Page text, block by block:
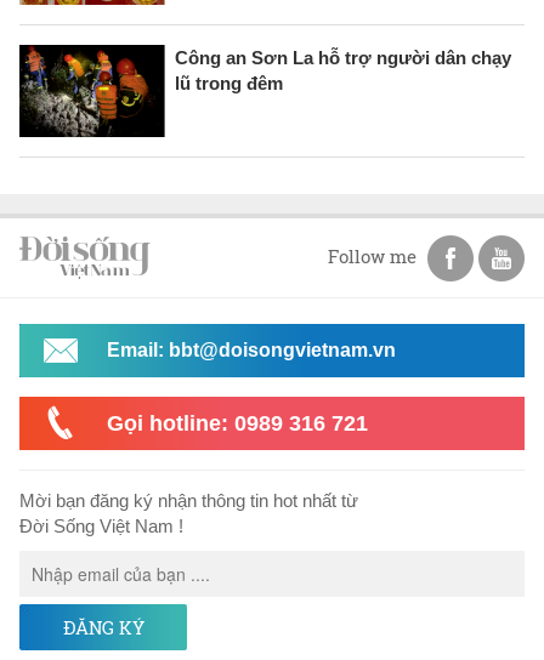
Công an Sơn La hỗ trợ người dân chạy
lũ trong đêm
Follow me
Email: bbt@doisongvietnam.vn
Gọi hotline: 0989 316 721
Mời bạn đăng ký nhận thông tin hot nhất từ
Đời Sống Việt Nam !
ĐĂNG KÝ